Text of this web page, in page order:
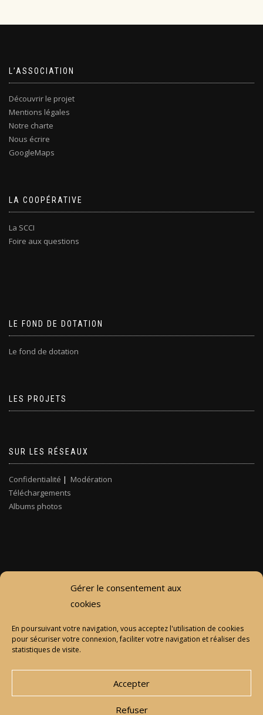
Gérer le consentement aux
cookies
En poursuivant votre navigation, vous acceptez l'utilisation de cookies
pour sécuriser votre connexion, faciliter votre navigation et réaliser des
statistiques de visite.
Accepter
Refuser
L’ASSOCIATION
Découvrir le projet
Mentions légales
Notre charte
Nous écrire
GoogleMaps
LA COOPÉRATIVE
La SCCI
Foire aux questions
LE FOND DE DOTATION
Le fond de dotation
LES PROJETS
SUR LES RÉSEAUX
Confidentialité | Modération
Téléchargements
Albums photos